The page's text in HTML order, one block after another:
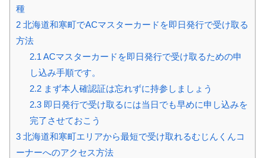
種
2 北海道和寒町でACマスターカードを即日発行で受け取る
方法
2.1 ACマスターカードを即日発行で受け取るための申
し込み手順です。
2.2まず本人確認証は忘れずに持参しましょう
2.3即日発行で受け取るには当日でも早めに申し込みを
完了させておこう
3 北海道和寒町エリアから最短で受け取れるむじんくんコ
ーナーへのアクセス方法